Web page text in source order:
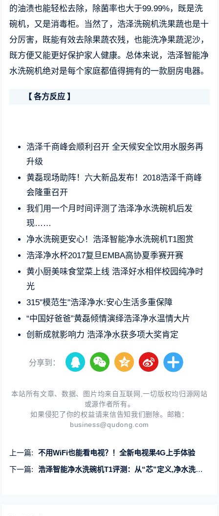
的油渍也能轻松去除，除菌率也大于99.99%，既是洗
碗机，又是消毒柜。当然了，浩泽洗碗机洗果蔬也是十
分厉害，既能有效去除果蔬农残，也能洗净果蔬泥沙，
既方便又能更好保护家人健康。总体来说，浩泽智能净
水洗碗机绝对是每个家庭都值得拥有的一款厨房电器。
【 各方反应 】
浩泽千商峰会顺利召开 全天候安全饮用水服务再
升级
黄磊现场助阵！六大新品发布！2018浩泽千商峰
会隆重召开
我们用一个月时间评测了浩泽净水洗碗机后发
现……
净水洗碗更安心！浩泽智能净水洗碗机T1图赏
浩泽净水杯2017复旦EMBA高协夏季赛开赛
黄小厨美味食堂菜上线 浩泽好水相伴校园纯净时
光
315"模范生"浩泽净水:安心生活多重保障
“中国好爸爸”黄磊倾情演绎浩泽净水温情大片
创新成就影响力 浩泽净水获多项大奖肯定
分享到：
本站所有文章、数据、图片均来自互联网,一切版权均归源网站
或源作者所有。
如果侵犯了你的权益请来信告知我们删除。邮箱：
business@qudong.com
上一篇:
不用WiFi也能看电视？！全新电视果4G上手体验
下一篇:
浩泽智能净水洗碗机T1评测：从“芯”定义,净水洗碗更安心